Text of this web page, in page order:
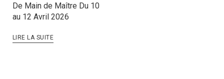
De Main de Maître Du 10
au 12 Avril 2026
LIRE LA SUITE